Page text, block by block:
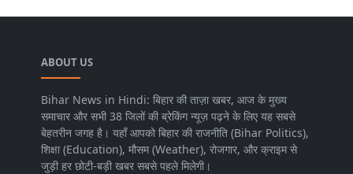
ABOUT US
Bihar News in Hindi: बिहार की ताज़ा खबर, आज के मुख्य
समाचार और सभी 38 जिलों की ब्रेकिंग न्यूज़ पढ़ने के लिए यह सबसे
बेहतरीन जगह है। यहाँ आपको बिहार की राजनीति (Bihar Politics),
शिक्षा (Education), मौसम (Weather), रोजगार, और क्राइम से
जुड़ी हर छोटी-बड़ी खबर सबसे पहले मिलेगी।